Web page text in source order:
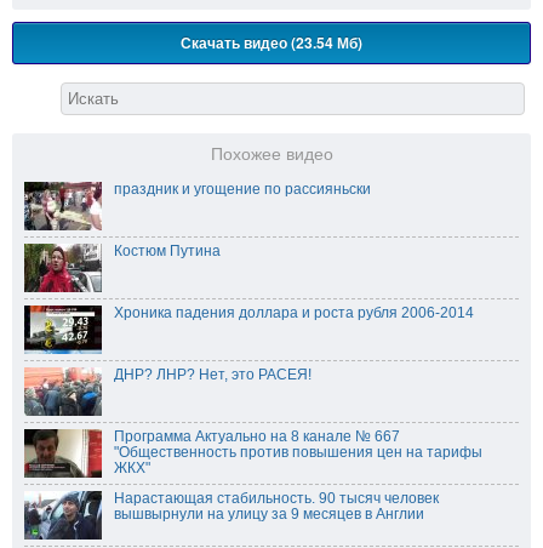
Скачать видео (23.54 Мб)
Похожее видео
праздник и угощение по рассияньски
Костюм Путина
Хроника падения доллара и роста рубля 2006-2014
ДНР? ЛНР? Нет, это РАСЕЯ!
Программа Актуально на 8 канале № 667
"Общественность против повышения цен на тарифы
ЖКХ"
Нарастающая стабильность. 90 тысяч человек
вышвырнули на улицу за 9 месяцев в Англии